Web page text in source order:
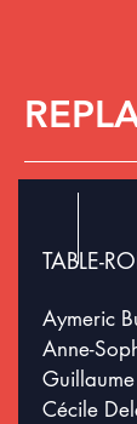
TABLE-
Aymeric
Anne-
Cécile